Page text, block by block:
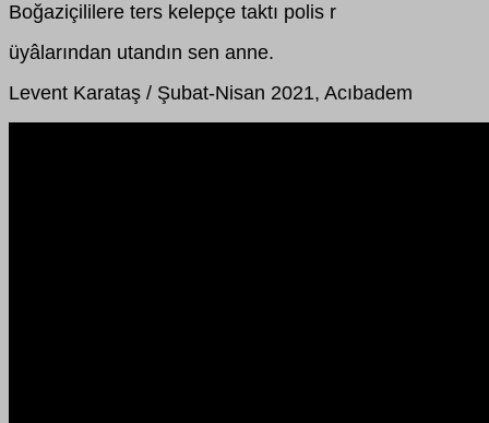
Boğaziçililere ters kelepçe taktı polis r
üyâlarından utandın sen anne.
Levent Karataş / Şubat-Nisan 2021, Acıbadem